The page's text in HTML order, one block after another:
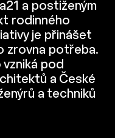
a postiženým
rodinného
je přinášet
zrovna potřeba.
pod
a České
a techniků